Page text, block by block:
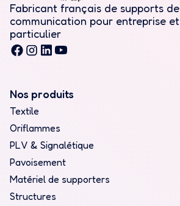
Fabricant français de supports de
communication pour entreprise et
particulier
Nos produits
Textile
Oriflammes
PLV & Signalétique
Pavoisement
Matériel de supporters
Structures